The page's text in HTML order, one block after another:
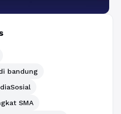
bandung
SMA